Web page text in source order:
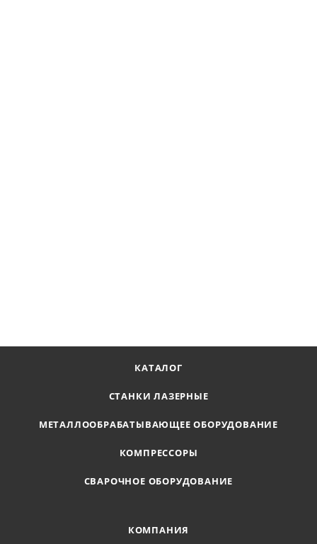
КАТАЛОГ
СТАНКИ ЛАЗЕРНЫЕ
МЕТАЛЛООБРАБАТЫВАЮЩЕЕ ОБОРУДОВАНИЕ
КОМПРЕССОРЫ
СВАРОЧНОЕ ОБОРУДОВАНИЕ
КОМПАНИЯ